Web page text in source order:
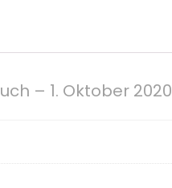
– 1. Oktober 2020